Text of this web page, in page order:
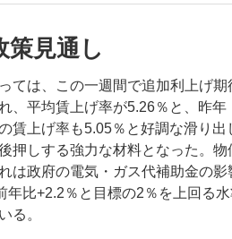
策見通し
ては、この一週間で追加利上げ
、平均賃上げ率が5.26％と、昨
賃上げ率も5.05％と好調な滑り
押しする強力な材料となった。
は政府の電気・ガス代補助金の
年比+2.2％と目標の2％を上回る
る。